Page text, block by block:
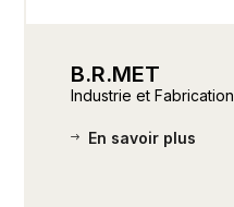
B.R.MET
Industrie et Fabrication
En savoir plus